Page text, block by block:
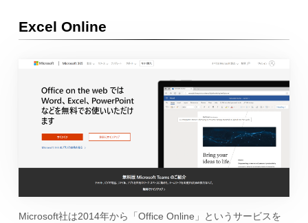
Excel Online
Microsoft社は2014年から「Office Online」というサービスを